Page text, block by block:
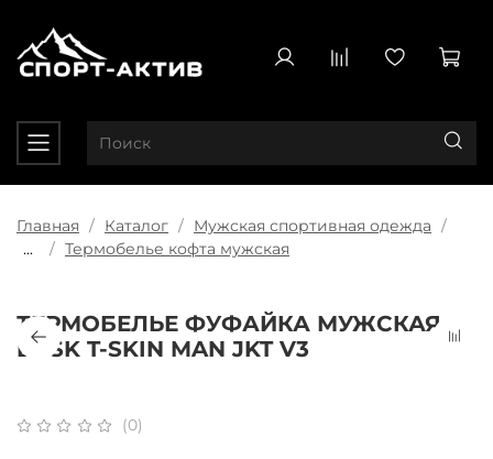
Главная Каталог
Мужская спортивная одежда
...
Термобелье кофта мужская
(0)
ТЕРМОБЕЛЬЕ ФУФАЙКА МУЖСКАЯ
BASK T-SKIN MAN JKT V3